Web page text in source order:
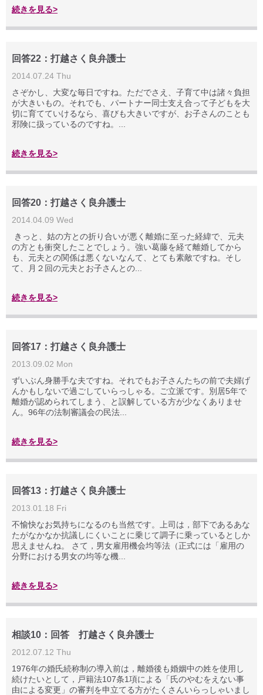
続きを見る>
回答22：打越さく良弁護士
2014.07.24 Thu
さぞかし、大変な毎日ですね。ただでさえ、子育て中は諸々負担
が大きいもの。それでも、パートナー同士支え合って子どもを大
切に育てていけるなら、喜びも大きいですが、お子さんのことも
邪険に扱っているのですね。...
続きを見る>
回答20：打越さく良弁護士
2014.04.09 Wed
きっと、姑の方との折り合いが悪く離婚に至った経緯で、元夫
の方とも衝突したことでしょう。強い葛藤を経て離婚してから
も、元夫との関係は悪くないなんて、とても素敵ですね。そし
て、月２回の元夫とお子さんとの...
続きを見る>
回答17：打越さく良弁護士
2013.09.02 Mon
ずいぶん身勝手な夫ですね。それでもお子さんたちの前で夫婦げ
んかもしないで過ごしていらっしゃる。ご立派です。別居5年で
離婚が認められてしまう、と誤解している方が少なくありませ
ん。96年の法制審議会の民法...
続きを見る>
回答13：打越さく良弁護士
2013.01.18 Fri
不愉快なお気持ちになるのも当然です。上司は，部下であるあな
たがなかなか抗議しにくいことに乗じて調子に乗っているとしか
思えませんね。 さて，男女雇用機会均等法（正式には「雇用の
分野における男女の均等な機...
続きを見る>
相談10：回答 打越さく良弁護士
2012.07.12 Thu
1976年の婚氏続称制の導入前は，離婚後も婚姻中の姓を使用し
続けたいとして，戸籍法107条1項による「氏のやむをえない事
由による変更」の審判を申立てる方がたくさんいらっしゃいまし